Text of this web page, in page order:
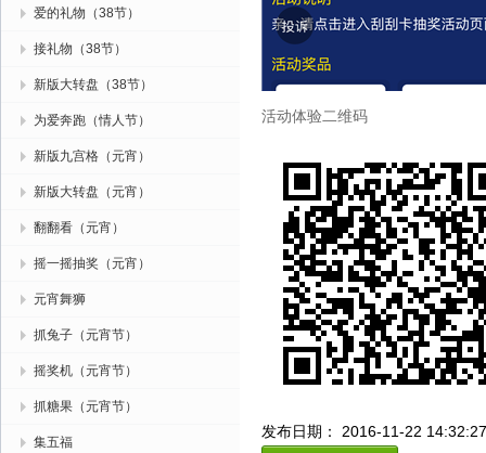
爱的礼物（38节）
接礼物（38节）
新版大转盘（38节）
为爱奔跑（情人节）
新版九宫格（元宵）
新版大转盘（元宵）
翻翻看（元宵）
摇一摇抽奖（元宵）
元宵舞狮
抓兔子（元宵节）
摇奖机（元宵节）
抓糖果（元宵节）
集五福
活动体验二维码
发布日期： 2016-11-22 14:32:27